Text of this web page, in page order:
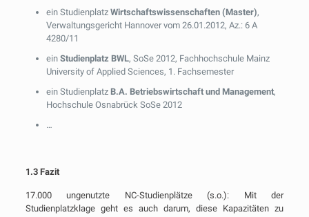
ein Studienplatz Wirtschaftswissenschaften (Master),
Verwaltungsgericht Hannover vom 26.01.2012, Az.: 6 A
4280/11
ein Studienplatz BWL, SoSe 2012, Fachhochschule Mainz
University of Applied Sciences, 1. Fachsemester
ein Studienplatz B.A. Betriebswirtschaft und Management,
Hochschule Osnabrück SoSe 2012
…
1.3 Fazit
17.000 ungenutzte NC-Studienplätze (s.o.): Mit der
Studienplatzklage geht es auch darum, diese Kapazitäten zu